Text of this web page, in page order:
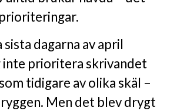
dagarna av april
inte prioritera skrivandet
tidigare av olika skäl –
Men det blev drygt